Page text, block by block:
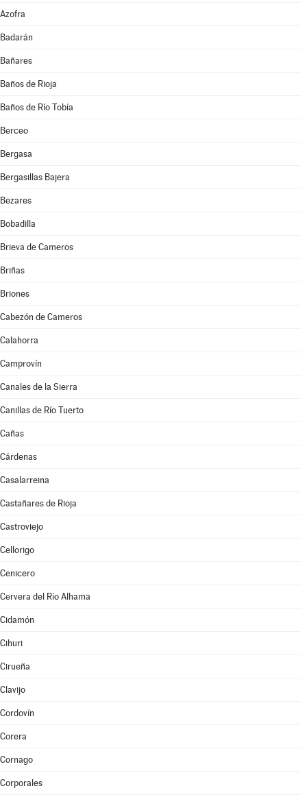
Azofra
Badarán
Bañares
Baños de Rioja
Baños de Río Tobía
Berceo
Bergasa
Bergasillas Bajera
Bezares
Bobadilla
Brieva de Cameros
Briñas
Briones
Cabezón de Cameros
Calahorra
Camprovín
Canales de la Sierra
Canillas de Río Tuerto
Cañas
Cárdenas
Casalarreina
Castañares de Rioja
Castroviejo
Cellorigo
Cenicero
Cervera del Río Alhama
Cidamón
Cihuri
Cirueña
Clavijo
Cordovín
Corera
Cornago
Corporales